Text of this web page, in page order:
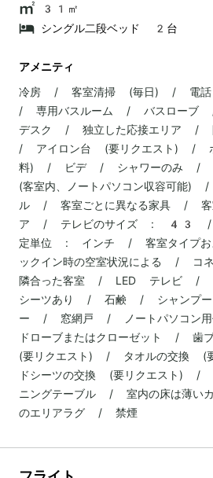
31㎡
シングル二段ベッド 2台
アメニティ
冷房 / 客室清掃 (毎日) / 電
/ 専用バスルーム / バスローブ
デスク / 独立した応接エリア /
/ アイロン台 (要リクエスト) /
料) / ビデ / シャワーのみ / セ
(客室内、ノートパソコン収容可能
ル / 客室ごとに異なる家具 / 客室
ア / テレビのサイズ : 43 / テ
定単位 : インチ / 客室タイプおよ
ックイン時の空室状況による / コ
隣合った客室 / LED テレビ /
シーツあり / 石鹸 / シャンプ
ー / 窓網戸 / ノートパソコン
ドローブまたはクローゼット /
(要リクエスト) / タオルの交換 (
ドシーツの交換 (要リクエスト)
ニングテーブル / 室内の床は薄い
のエリアラグ / 禁煙